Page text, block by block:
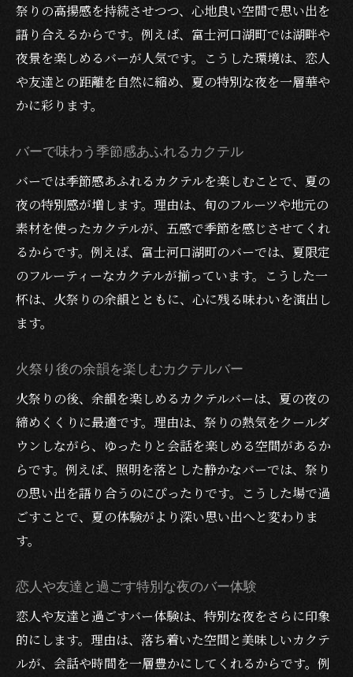
祭りの高揚感を持続させつつ、心地良い空間で思い出を
語り合えるからです。例えば、富士河口湖町では湖畔や
夜景を楽しめるバーが人気です。こうした環境は、恋人
や友達との距離を自然に縮め、夏の特別な夜を一層華や
かに彩ります。
バーで味わう季節感あふれるカクテル
バーでは季節感あふれるカクテルを楽しむことで、夏の
夜の特別感が増します。理由は、旬のフルーツや地元の
素材を使ったカクテルが、五感で季節を感じさせてくれ
るからです。例えば、富士河口湖町のバーでは、夏限定
のフルーティーなカクテルが揃っています。こうした一
杯は、火祭りの余韻とともに、心に残る味わいを演出し
ます。
火祭り後の余韻を楽しむカクテルバー
火祭りの後、余韻を楽しめるカクテルバーは、夏の夜の
締めくくりに最適です。理由は、祭りの熱気をクールダ
ウンしながら、ゆったりと会話を楽しめる空間があるか
らです。例えば、照明を落とした静かなバーでは、祭り
の思い出を語り合うのにぴったりです。こうした場で過
ごすことで、夏の体験がより深い思い出へと変わりま
す。
恋人や友達と過ごす特別な夜のバー体験
恋人や友達と過ごすバー体験は、特別な夜をさらに印象
的にします。理由は、落ち着いた空間と美味しいカクテ
ルが、会話や時間を一層豊かにしてくれるからです。例